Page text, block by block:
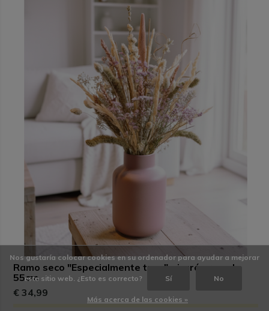
Ramo seco "Especialmente tuyo" - jarrón rosa |
55cm
€ 34,99
Nos gustaría colocar cookies en su ordenador para ayudar a mejorar
este sitio web. ¿Esto es correcto? Sí No
Más acerca de las cookies »